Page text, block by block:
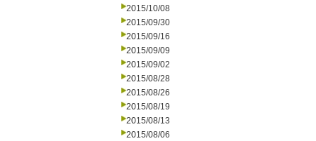
2015/10/08
2015/09/30
2015/09/16
2015/09/09
2015/09/02
2015/08/28
2015/08/26
2015/08/19
2015/08/13
2015/08/06